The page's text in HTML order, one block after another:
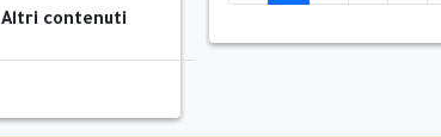
Altri contenuti